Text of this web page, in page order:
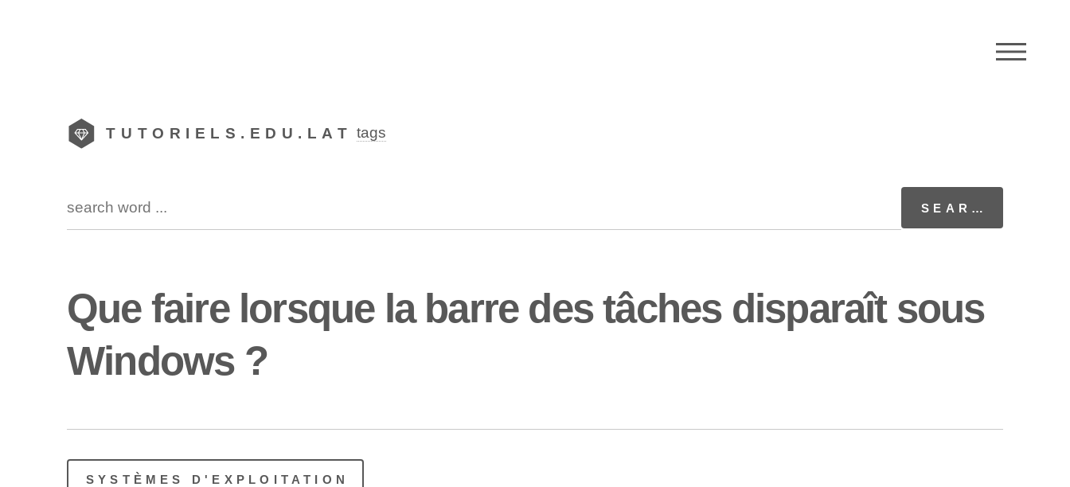
TUTORIELS.EDU.LAT tags
Que faire lorsque la barre des tâches disparaît sous
Windows ?
SYSTÈMES D'EXPLOITATION